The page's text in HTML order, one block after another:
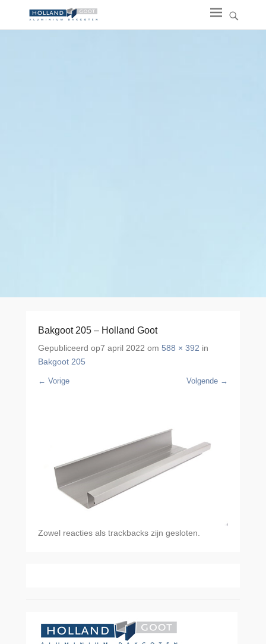
Bakgoot 205 – Holland Goot
Gepubliceerd op7 april 2022 om 588 × 392 in
Bakgoot 205
← Vorige Volgende →
Zowel reacties als trackbacks zijn gesloten.